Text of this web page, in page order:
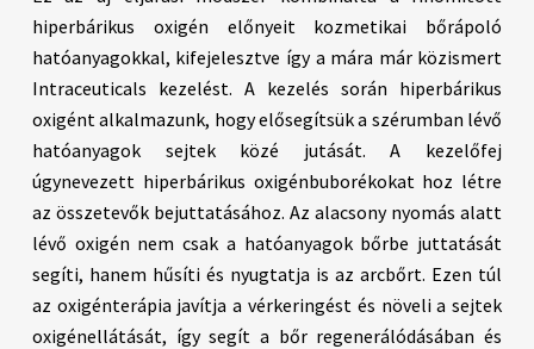
hiperbárikus oxigén előnyeit kozmetikai bőrápoló
hatóanyagokkal, kifejelesztve így a mára már közismert
Intraceuticals kezelést. A kezelés során hiperbárikus
oxigént alkalmazunk, hogy elősegítsük a szérumban lévő
hatóanyagok sejtek közé jutását. A kezelőfej
úgynevezett hiperbárikus oxigénbuborékokat hoz létre
az összetevők bejuttatásához. Az alacsony nyomás alatt
lévő oxigén nem csak a hatóanyagok bőrbe juttatását
segíti, hanem hűsíti és nyugtatja is az arcbőrt. Ezen túl
az oxigénterápia javítja a vérkeringést és növeli a sejtek
oxigénellátását, így segít a bőr regenerálódásában és